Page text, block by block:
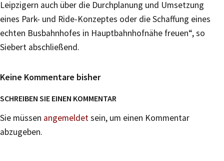
Leipzigern auch über die Durchplanung und Umsetzung
eines Park- und Ride-Konzeptes oder die Schaffung eines
echten Busbahnhofes in Hauptbahnhofnähe freuen“, so
Siebert abschließend.
Keine Kommentare bisher
SCHREIBEN SIE EINEN KOMMENTAR
Sie müssen angemeldetsein, um einen Kommentar
abzugeben.